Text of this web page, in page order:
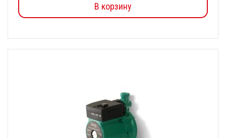
В корзину